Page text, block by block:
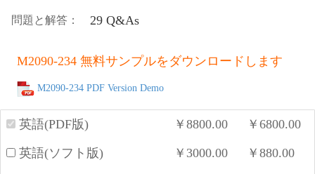
問題と解答： 29 Q&As
M2090-234 無料サンプルをダウンロードします
M2090-234 PDF Version Demo
英語(PDF版) ￥ 8800.00 ￥ 6800.00
英語(ソフト版) ￥ 3000.00 ￥ 880.00